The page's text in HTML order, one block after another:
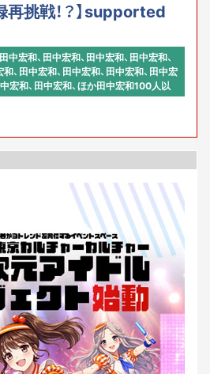
挑戦！？】supported
中宏和、田中宏和、田中宏和、田中宏和、
、田中宏和、田中宏和、田中宏和、田中宏
宏和、田中宏和、ほか田中宏和100人以